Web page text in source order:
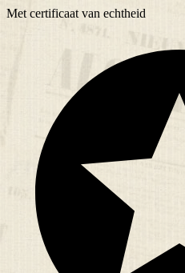
Met certificaat van echtheid